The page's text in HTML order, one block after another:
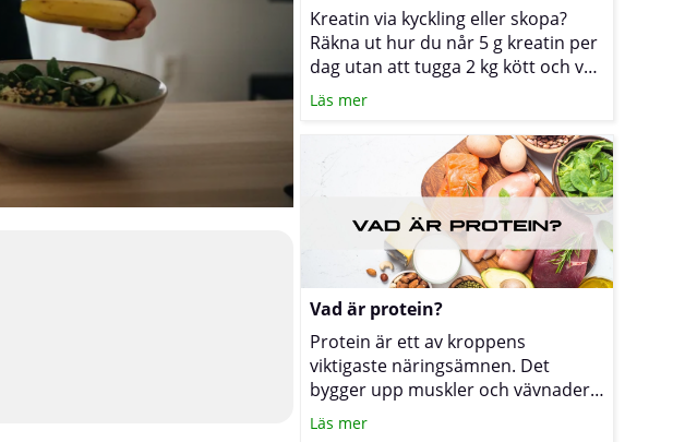
Kreatin via kyckling eller skopa?
Räkna ut hur du når 5 g kreatin per
dag utan att tugga 2 kg kött och välj
den metod som passar din träning
Läs mer
Vad är protein?
Protein är ett av kroppens
viktigaste näringsämnen. Det
bygger upp muskler och vävnader,
ingår i enzymer, hormoner och
Läs mer